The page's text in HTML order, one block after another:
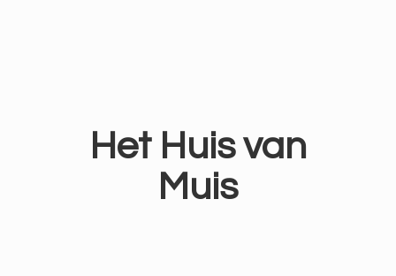
Het Huisvan
Muis